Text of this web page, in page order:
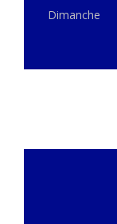
Dimanche